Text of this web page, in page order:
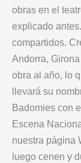
obras en el
explicado
compartidos.
Andorra,
obra al año, lo
llevará su
Badomies con
Escena
nuestra página
luego cenen y